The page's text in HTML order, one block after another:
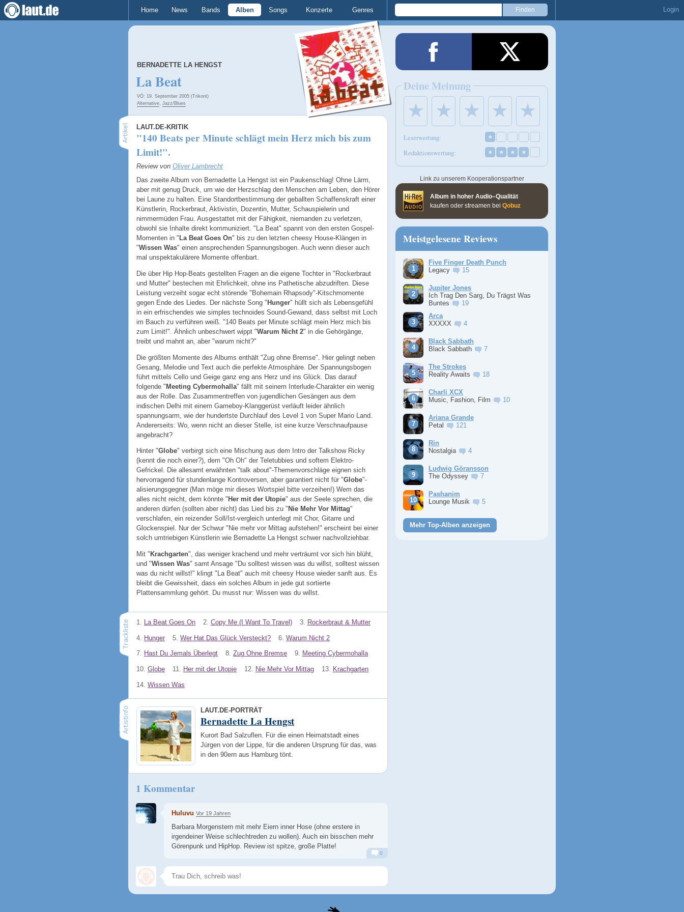
Home News Bands Alben Songs Konzerte Genres Login
BERNADETTE LA HENGST
La Beat
VÖ: 19. September 2005 (Trikont)
Alternative, Jazz/Blues
LAUT.DE-KRITIK
"140 Beats per Minute schlägt mein Herz mich bis zum
Limit!".
Review von Oliver Lambrecht
Das zweite Album von Bernadette La Hengst ist ein Paukenschlag! Ohne Lärm,
aber mit genug Druck, um wie der Herzschlag den Menschen am Leben, den Hörer
bei Laune zu halten. Eine Standortbestimmung der geballten Schaffenskraft einer
Künstlerin, Rockerbraut, Aktivistin, Dozentin, Mutter, Schauspielerin und
nimmermüden Frau. Ausgestattet mit der Fähigkeit, niemanden zu verletzen,
obwohl sie Inhalte direkt kommuniziert. "La Beat" spannt von den ersten Gospel-
Momenten in " La Beat Goes On" bis zu den letzten cheesy House-Klängen in
"Wissen Was" einen ansprechenden Spannungsbogen. Auch wenn dieser auch
mal unspektakulärere Momente offenbart.
Die über Hip Hop-Beats gestellten Fragen an die eigene Tochter in "Rockerbraut
und Mutter" bestechen mit Ehrlichkeit, ohne ins Pathetische abzudriften. Diese
Leistung verzeiht sogar echt störende "Bohemain Rhapsody"-Kitschmomente
gegen Ende des Liedes. Der nächste Song " Hunger" hüllt sich als Lebensgefühl
in ein erfrischendes wie simples technoides Sound-Gewand, dass selbst mit Loch
im Bauch zu verführen weiß. "140 Beats per Minute schlägt mein Herz mich bis
zum Limit!". Ähnlich unbeschwert wippt "Warum Nicht 2" in die Gehörgänge,
treibt und mahnt an, aber "warum nicht?"
Die größten Momente des Albums enthält "Zug ohne Bremse". Hier gelingt neben
Gesang, Melodie und Text auch die perfekte Atmosphäre. Der Spannungsbogen
führt mittels Cello und Geige ganz eng ans Herz und ins Glück. Das darauf
folgende "Meeting Cybermohalla" fällt mit seinem Interlude-Charakter ein wenig
aus der Rolle. Das Zusammentreffen von jugendlichen Gesängen aus dem
indischen Delhi mit einem Gameboy-Klanggerüst verläuft leider ähnlich
spannungsarm, wie der hundertste Durchlauf des Level 1 von Super Mario Land.
Andererseits: Wo, wenn nicht an dieser Stelle, ist eine kurze Verschnaufpause
angebracht?
Hinter "Globe" verbirgt sich eine Mischung aus dem Intro der Talkshow Ricky
(kennt die noch einer?), dem "Oh Oh" der Teletubbies und softem Elektro-
Gefrickel. Die allesamt erwähnten "talk about"-Themenvorschläge eignen sich
hervorragend für stundenlange Kontroversen, aber garantiert nicht für "Globe"-
alisierungsgegner (Man möge mir dieses Wortspiel bitte verzeihen!) Wem das
alles nicht reicht, dem könnte " Her mit der Utopie" aus der Seele sprechen, die
anderen dürfen (sollten aber nicht) das Lied bis zu " Nie Mehr Vor Mittag"
verschlafen, ein reizender Soll/Ist-vergleich unterlegt mit Chor, Gitarre und
Glockenspiel. Nur der Schwur "Nie mehr vor Mittag aufstehen!" erscheint bei einer
solch umtriebigen Künstlerin wie Bernadette La Hengst schwer nachvollziehbar.
Mit " Krachgarten", das weniger krachend und mehr verträumt vor sich hin blüht,
und "Wissen Was" samt Ansage "Du solltest wissen was du willst, solltest wissen
was du nicht willst!" klingt "La Beat" auch mit cheesy House wieder sanft aus. Es
bleibt die Gewissheit, dass ein solches Album in jede gut sortierte
Plattensammlung gehört. Du musst nur: Wissen was du willst.
1. La Beat Goes On 2. Copy Me (I Want To Travel) 3. Rockerbraut & Mutter
4. Hunger 5. Wer Hat Das Glück Versteckt? 6. Warum Nicht 2
7. Hast Du Jemals Überlegt 8. Zug Ohne Bremse 9. Meeting Cybermohalla
10. Globe 11. Her mit der Utopie 12. Nie Mehr Vor Mittag 13. Krachgarten
14. Wissen Was
LAUT.DE-PORTRÄT
Bernadette La Hengst
Kurort Bad Salzuflen. Für die einen Heimatstadt eines
Jürgen von der Lippe, für die anderen Ursprung für das, was
in den 90ern aus Hamburg tönt.
1 Kommentar
Huluvu Vor 19 Jahren
Barbara Morgenstern mit mehr Eiern inner Hose (ohne erstere in
irgendeiner Weise schlechtreden zu wollen). Auch ein bisschen mehr
Görenpunk und HipHop. Review ist spitze, große Platte!
Alarm Antworten
0
Speichern
Deine Meinung
★ ★ ★ ★ ★
Leserwertung: ★
Redaktionswertung: ★ ★ ★ ★
Link zu unserem Kooperationspartner
Album in hoher Audio–Qualität
kaufen oder streamen bei Qobuz
Meistgelesene Reviews
Five Finger Death Punch
Legacy
15
Jupiter Jones
Ich Trag Den Sarg, Du Trägst Was
Buntes
19
Arca
XXXXX
4
Black Sabbath
Black Sabbath
7
The Strokes
Reality Awaits
18
Charli XCX
Music, Fashion, Film
10
Ariana Grande
Petal
121
Rin
Nostalgia
4
Ludwig Göransson
The Odyssey
7
Pashanim
Lounge Musik
5
Mehr Top-Alben anzeigen